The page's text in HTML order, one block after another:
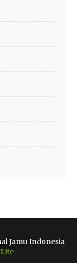
Jamu Indonesia